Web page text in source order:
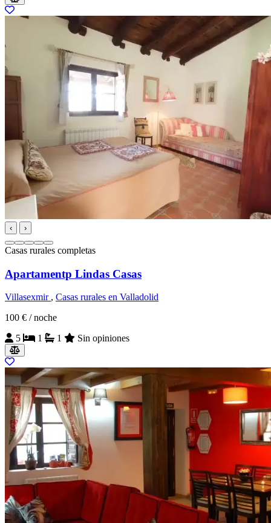
‹ ›
Casas rurales completas
Apartamentp Lindas Casas
Villasexmir , Casas rurales en Valladolid
100 € / noche
5
1 1 Sin opiniones